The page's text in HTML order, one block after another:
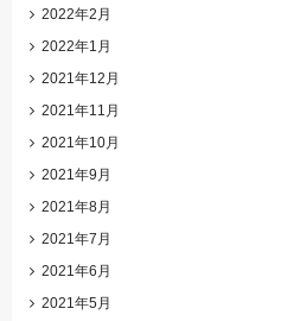
2022年2月
2022年1月
2021年12月
2021年11月
2021年10月
2021年9月
2021年8月
2021年7月
2021年6月
2021年5月